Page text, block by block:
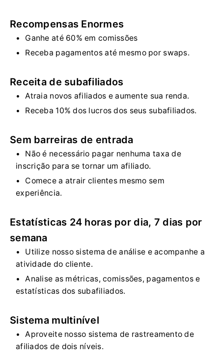
Recompensas Enormes
Ganhe até 60% em comissões
Receba pagamentos até mesmo por swaps.
Receita de subafiliados
Atraia novos afiliados e aumente sua renda.
Receba 10% dos lucros dos seus subafiliados.
Sem barreiras de entrada
Não é necessário pagar nenhuma taxa de
inscrição para se tornar um afiliado.
Comece a atrair clientes mesmo sem
experiência.
Estatísticas 24 horas por dia, 7 dias por
semana
Utilize nosso sistema de análise e acompanhe a
atividade do cliente.
Analise as métricas, comissões, pagamentos e
estatísticas dos subafiliados.
Sistema multinível
Aproveite nosso sistema de rastreamento de
afiliados de dois níveis.